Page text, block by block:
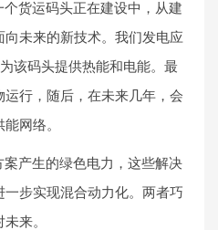
货运码头正在建设中，从建
未来的新技术。我们发电应
该码头提供热能和电能。最
行，随后，在未来几年，会
网络。
产生的绿色电力，这些解决
步实现混合动力化。两者巧
来。